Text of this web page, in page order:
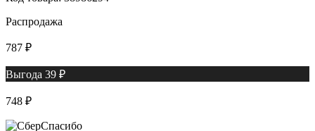
Распродажа
787 ₽
Выгода 39 ₽
748 ₽